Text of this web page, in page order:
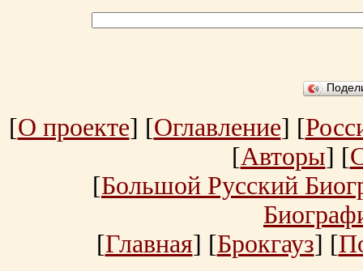
[О проекте] [Оглавление] [
[Авторы] [
[Большой Русский
[Главная] [Брокгауз] [